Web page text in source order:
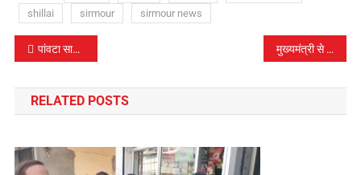
shillai
sirmour sirmour news
पोस्ट
नेविगेशन
पांवटा साहिब में आयोजित किया गया उपमंडल स्तरीय स्वतंत्रता दिवस समारोह…एसडीएम ने ध्वजा-रोहण कर मार्चपास्ट की ली सलामी मुख्यमंत्री से बैठक के बाद पटवारी और कानूनगो संघ ने काम पर लौटने का निर्णय लिया…
RELATED POSTS